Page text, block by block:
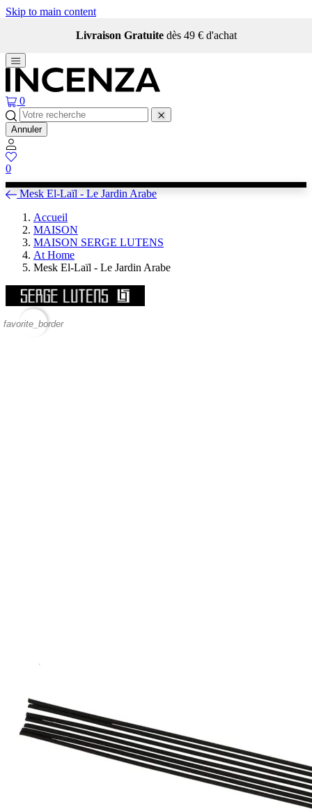
Skip to main content
Livraison Gratuite dès 49 € d'achat
0
Annuler
0
Mesk El-Laïl - Le Jardin Arabe
Accueil
MAISON
MAISON SERGE LUTENS
At Home
Mesk El-Laïl - Le Jardin Arabe
favorite_border